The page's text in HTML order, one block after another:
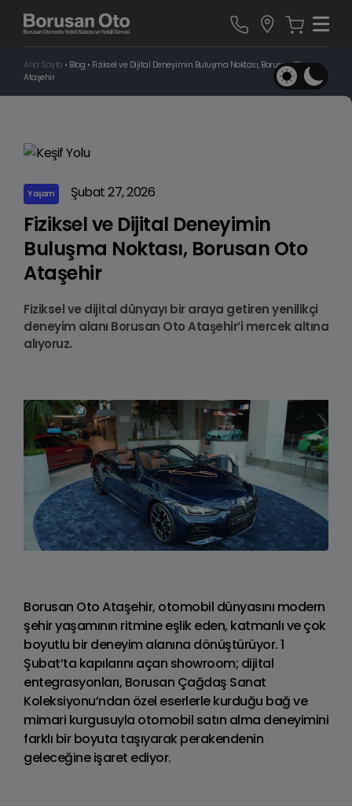
Ana Sayfa • Blog • Fiziksel ve Dijital Deneyimin Buluşma Noktası, Borusan Oto
Ataşehir
Yaşam Şubat 27, 2026
Fiziksel ve Dijital Deneyimin
Buluşma Noktası, Borusan Oto
Ataşehir
Fiziksel ve dijital dünyayı bir araya getiren yenilikçi
deneyim alanı Borusan Oto Ataşehir’i mercek altına
alıyoruz.
Borusan Oto Ataşehir, otomobil dünyasını modern
şehir yaşamının ritmine eşlik eden, katmanlı ve çok
boyutlu bir deneyim alanına dönüştürüyor. 1
Şubat’ta kapılarını açan showroom; dijital
entegrasyonları, Borusan Çağdaş Sanat
Koleksiyonu’ndan özel eserlerle kurduğu bağ ve
mimari kurgusuyla otomobil satın alma deneyimini
farklı bir boyuta taşıyarak perakendenin
geleceğine işaret ediyor.